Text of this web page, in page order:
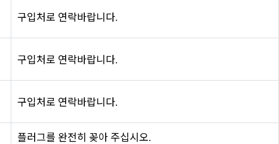
구입처로 연락바랍니다.
구입처로 연락바랍니다.
구입처로 연락바랍니다.
플러그를 완전히 꽂아 주십시오.